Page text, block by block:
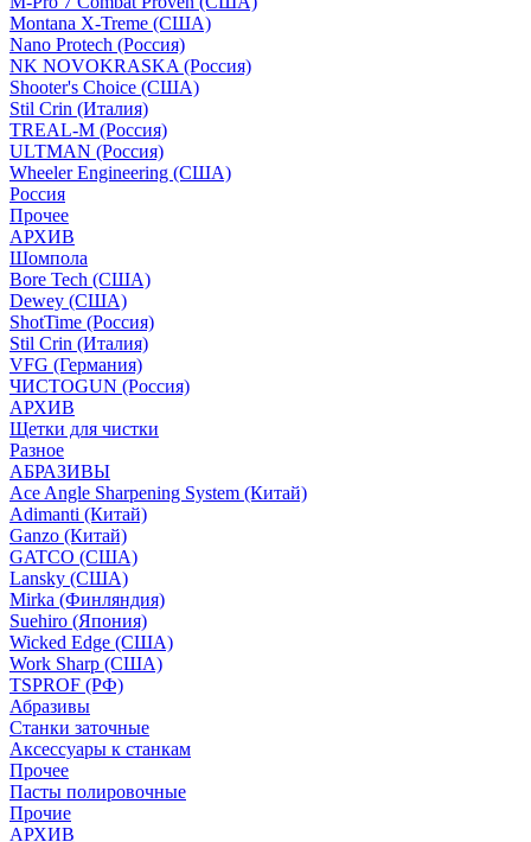
Montana X-Treme (США)
Nano Protech (Россия)
NK NOVOKRASKA (Россия)
Shooter's Choice (СШA)
Stil Crin (Италия)
TREAL-M (Россия)
ULTMAN (Россия)
Wheeler Engineering (СШA)
Россия
Прочее
АРХИВ
Шомпола
Bore Tech (США)
Dewey (США)
ShotTime (Россия)
Stil Crin (Италия)
VFG (Германия)
ЧИСТОGUN (Россия)
АРХИВ
Щетки для чистки
Разное
АБРАЗИВЫ
Ace Angle Sharpening System (Китай)
Adimanti (Китай)
Ganzo (Китай)
GATCO (США)
Lansky (США)
Mirka (Финляндия)
Suehiro (Япония)
Wicked Edge (США)
Work Sharp (США)
TSPROF (РФ)
Абразивы
Станки заточные
Аксессуары к станкам
Прочее
Пасты полировочные
Прочие
АРХИВ